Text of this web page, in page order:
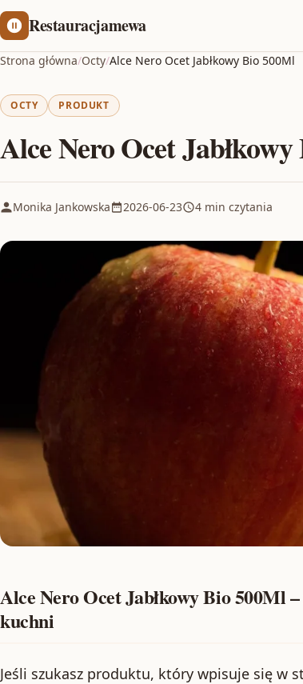
Restauracjamewa
Strona główna/Octy/Alce Nero Ocet Jabłkowy Bio 500Ml
OCTY PRODUKT
Alce Nero Ocet
Monika Jankowska 2026-06-23 4 min czytania
Alce Nero Ocet Jabłkowy Bio 500Ml
kuchni
Jeśli szukasz produktu, który wpisuje się w